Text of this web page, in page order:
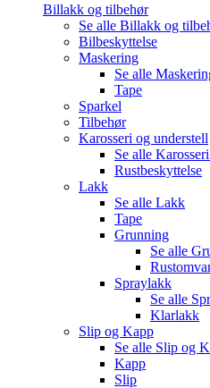
Billakk og tilbehør
Se alle Billakk og
Bilbeskyttelse
Maskering
Se alle
Tape
Sparkel
Tilbehør
Karosseri og understell
Se alle
Rustbeskyttelse
Lakk
Se alle Lakk
Tape
Grunning
Se alle
Spraylakk
Se alle
Klarlakk
Slip og Kapp
Se alle Slip og
Kapp
Slip